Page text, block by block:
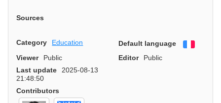
Sources
Category Education Default language
Viewer
Public Editor
Public
Last update
2025-08-13
21:48:50
Contributors